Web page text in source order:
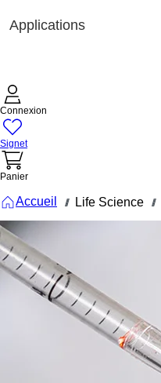
Applications
Connexion
Signet
Panier
Accueil /// Life Science ///